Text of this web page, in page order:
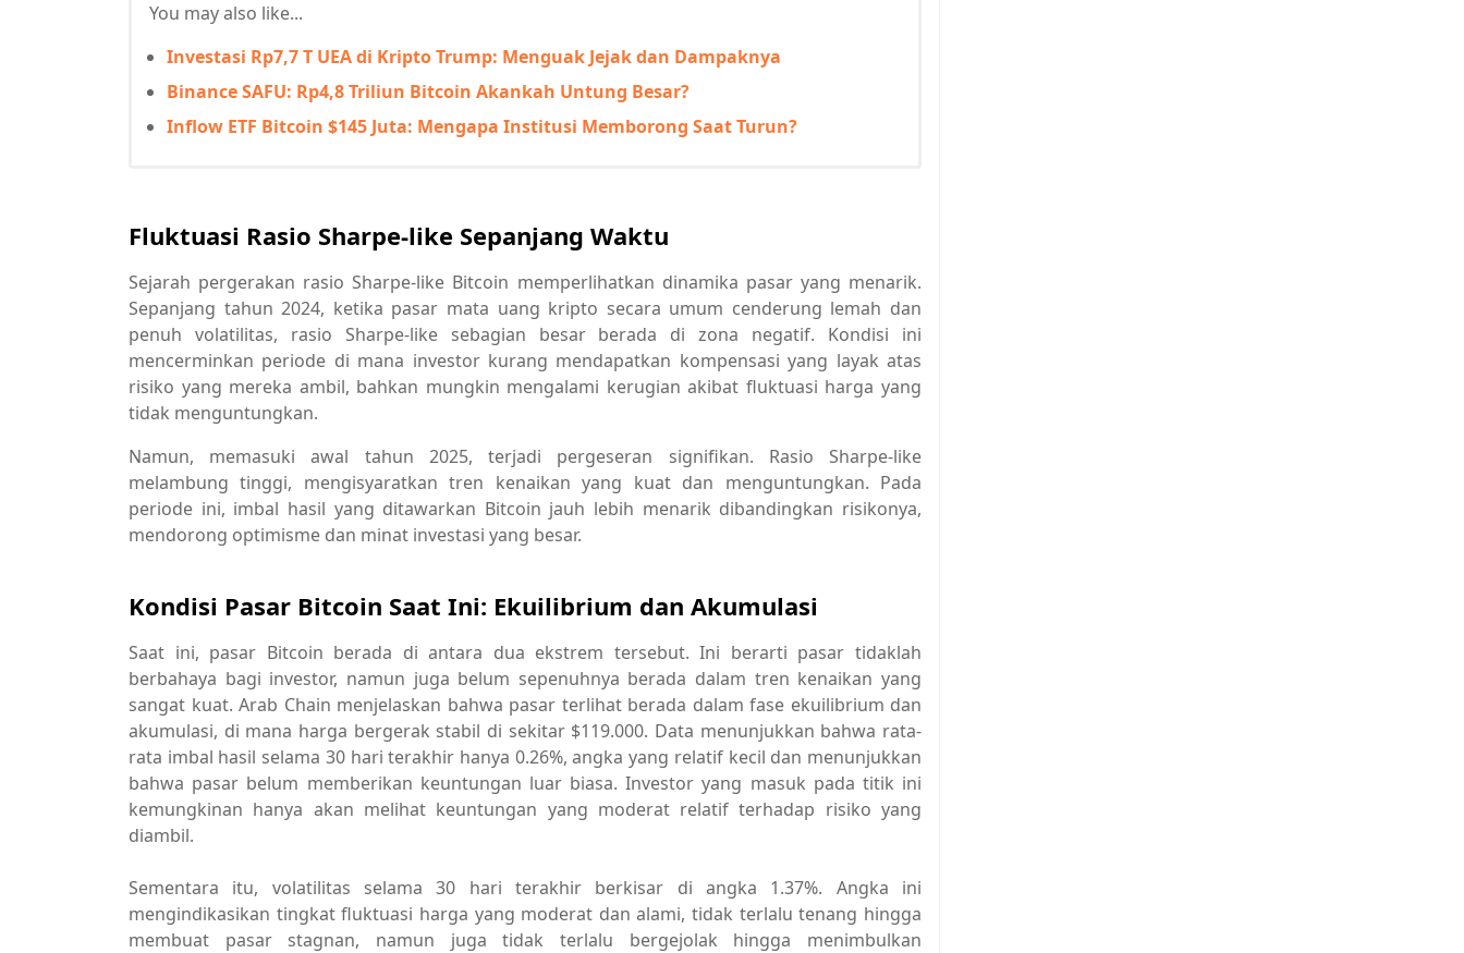
You may also like...
Investasi Rp7,7 T UEA di Kripto Trump: Menguak Jejak dan Dampaknya
Binance SAFU: Rp4,8 Triliun Bitcoin Akankah Untung Besar?
Inflow ETF Bitcoin $145 Juta: Mengapa Institusi Memborong Saat Turun?
Fluktuasi Rasio Sharpe-like Sepanjang Waktu
Sejarah pergerakan rasio Sharpe-like Bitcoin memperlihatkan dinamika pasar yang menarik.
Sepanjang tahun 2024, ketika pasar mata uang kripto secara umum cenderung lemah dan
penuh volatilitas, rasio Sharpe-like sebagian besar berada di zona negatif. Kondisi ini
mencerminkan periode di mana investor kurang mendapatkan kompensasi yang layak atas
risiko yang mereka ambil, bahkan mungkin mengalami kerugian akibat fluktuasi harga yang
tidak menguntungkan.
Namun, memasuki awal tahun 2025, terjadi pergeseran signifikan. Rasio Sharpe-like
melambung tinggi, mengisyaratkan tren kenaikan yang kuat dan menguntungkan. Pada
periode ini, imbal hasil yang ditawarkan Bitcoin jauh lebih menarik dibandingkan risikonya,
mendorong optimisme dan minat investasi yang besar.
Kondisi Pasar Bitcoin Saat Ini: Ekuilibrium dan Akumulasi
Saat ini, pasar Bitcoin berada di antara dua ekstrem tersebut. Ini berarti pasar tidaklah
berbahaya bagi investor, namun juga belum sepenuhnya berada dalam tren kenaikan yang
sangat kuat. Arab Chain menjelaskan bahwa pasar terlihat berada dalam fase ekuilibrium dan
akumulasi, di mana harga bergerak stabil di sekitar $119.000. Data menunjukkan bahwa rata-
rata imbal hasil selama 30 hari terakhir hanya 0.26%, angka yang relatif kecil dan menunjukkan
bahwa pasar belum memberikan keuntungan luar biasa. Investor yang masuk pada titik ini
kemungkinan hanya akan melihat keuntungan yang moderat relatif terhadap risiko yang
diambil.
Sementara itu, volatilitas selama 30 hari terakhir berkisar di angka 1.37%. Angka ini
mengindikasikan tingkat fluktuasi harga yang moderat dan alami, tidak terlalu tenang hingga
membuat pasar stagnan, namun juga tidak terlalu bergejolak hingga menimbulkan